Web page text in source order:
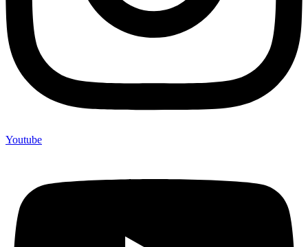
Youtube